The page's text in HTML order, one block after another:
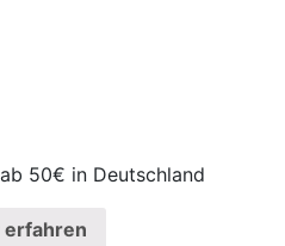
50€ in Deutschland
erfahren